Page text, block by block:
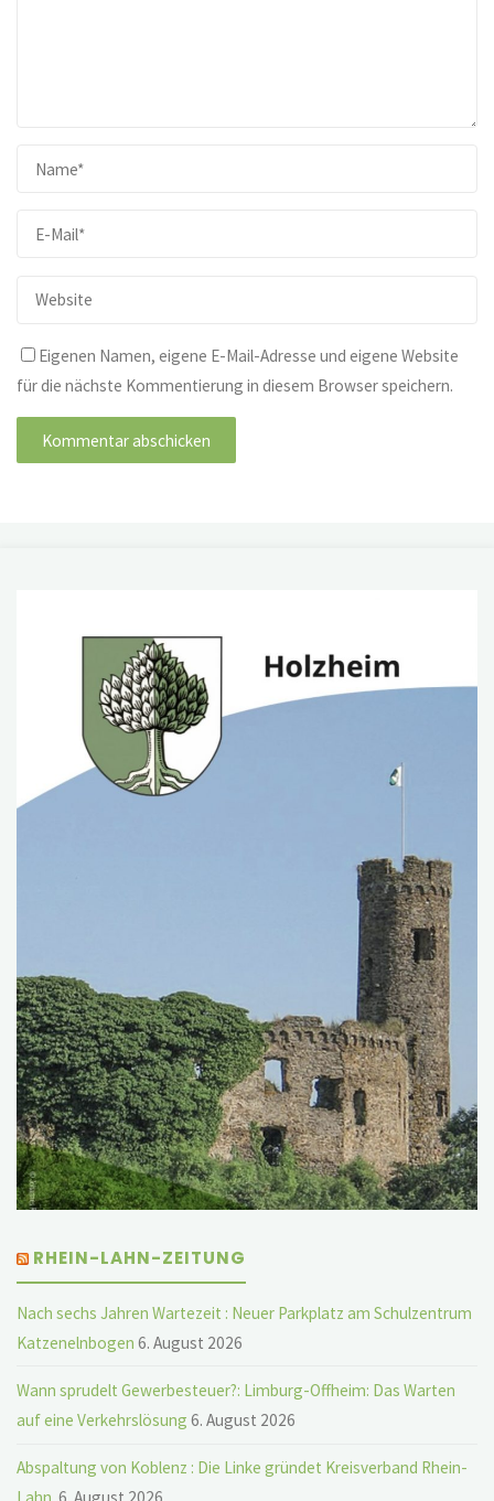
Eigenen Namen, eigene E-Mail-Adresse und eigene Website
für die nächste Kommentierung in diesem Browser speichern.
RHEIN-LAHN-ZEITUNG
Nach sechs Jahren Wartezeit : Neuer Parkplatz am Schulzentrum
Katzenelnbogen 6. August 2026
Wann sprudelt Gewerbesteuer?: Limburg-Offheim: Das Warten
auf eine Verkehrslösung 6. August 2026
Abspaltung von Koblenz : Die Linke gründet Kreisverband Rhein-